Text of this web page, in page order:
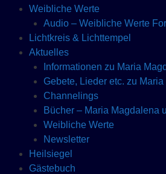
Weibliche Werte
Audio – Weibliche Werte
Lichtkreis & Lichttempel
Aktuelles
Informationen zu Maria
Gebete, Lieder etc. zu
Channelings
Bücher – Maria Magdalena
Weibliche Werte
Newsletter
Heilsiegel
Gästebuch